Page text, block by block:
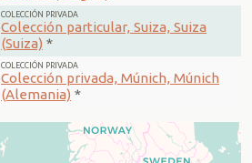
COLECCIÓN PRIVADA
Colección particular, Suiza, Suiza
(Suiza) *
COLECCIÓN PRIVADA
Colección privada, Múnich, Múnich
(Alemania) *